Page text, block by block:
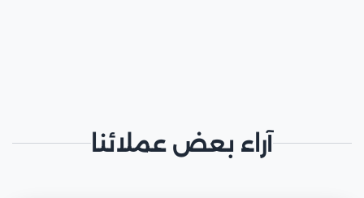
آراء بعض عملائنا